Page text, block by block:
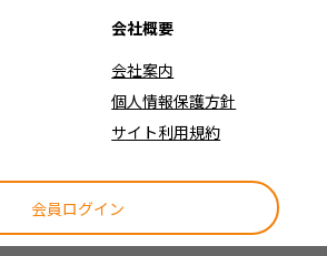
会社概要
会社案内
個人情報保護方針
サイト利用規約
会員ログイン